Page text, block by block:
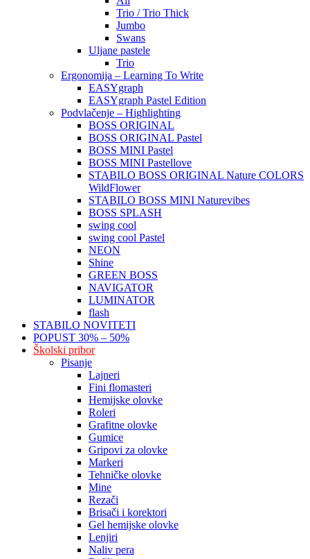
Trio / Trio Thick
Jumbo
Swans
Uljane pastele
Trio
Ergonomija – Learning To Write
EASYgraph
EASYgraph Pastel Edition
Podvlačenje – Highlighting
BOSS ORIGINAL
BOSS ORIGINAL Pastel
BOSS MINI Pastel
BOSS MINI Pastellove
STABILO BOSS ORIGINAL Nature COLORS
WildFlower
STABILO BOSS MINI Naturevibes
BOSS SPLASH
swing cool
swing cool Pastel
NEON
Shine
GREEN BOSS
NAVIGATOR
LUMINATOR
flash
STABILO NOVITETI
POPUST 30% – 50%
Školski pribor
Pisanje
Lajneri
Fini flomasteri
Hemijske olovke
Roleri
Grafitne olovke
Gumice
Gripovi za olovke
Markeri
Tehničke olovke
Mine
Rezači
Brisači i korektori
Gel hemijske olovke
Lenjiri
Naliv pera